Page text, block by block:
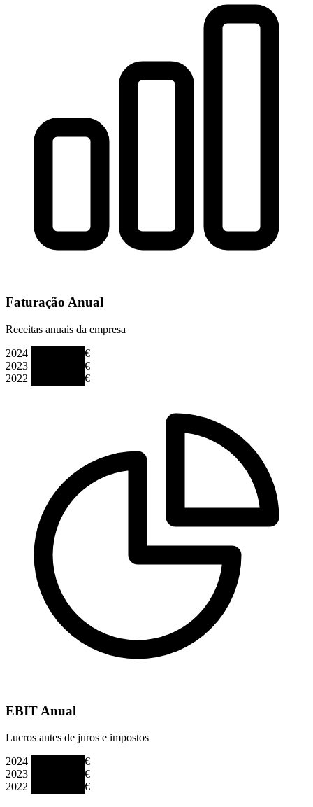
Faturação Anual
Receitas anuais da empresa
2024
███████€
2023
███████€
2022
███████€
EBIT Anual
Lucros antes de juros e impostos
2024
███████€
2023
███████€
2022
███████€